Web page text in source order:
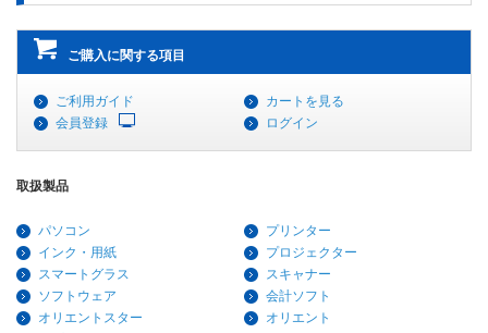
ご購入に関する項目
ご利用ガイド
カートを見る
会員登録
ログイン
取扱製品
パソコン
プリンター
インク・用紙
プロジェクター
スマートグラス
スキャナー
ソフトウェア
会計ソフト
オリエントスター
オリエント